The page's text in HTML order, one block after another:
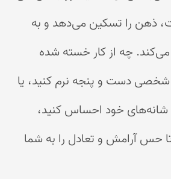
ذهن را تسکین می‌دهد و به
چه از کار خسته شده
شخصی دست و پنجه نرم کنید، یا
شانه‌های خود احساس کنید،
حس آرامش و تعادل را به شما